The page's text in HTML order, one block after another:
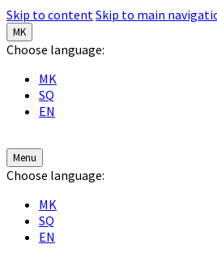
Skip to contentSkip to main
MK
Choose language:
MK
SQ
EN
Menu
Choose language:
MK
SQ
EN